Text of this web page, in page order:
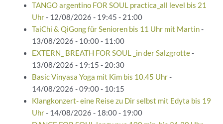
TANGO argentino FOR SOUL practica_all level bis 21
Uhr- 12/08/2026 - 19:45 - 21:00
TaiChi & QiGong für Senioren bis 11 Uhr mit Martin-
13/08/2026 - 10:00 - 11:00
EXTERN_ BREATH FOR SOUL _in der Salzgrotte-
13/08/2026 - 19:15 - 20:30
Basic Vinyasa Yoga mit Kim bis 10.45 Uhr-
14/08/2026 - 09:00 - 10:15
Klangkonzert- eine Reise zu Dir selbst mit Edyta bis 19
Uhr- 14/08/2026 - 18:00 - 19:00